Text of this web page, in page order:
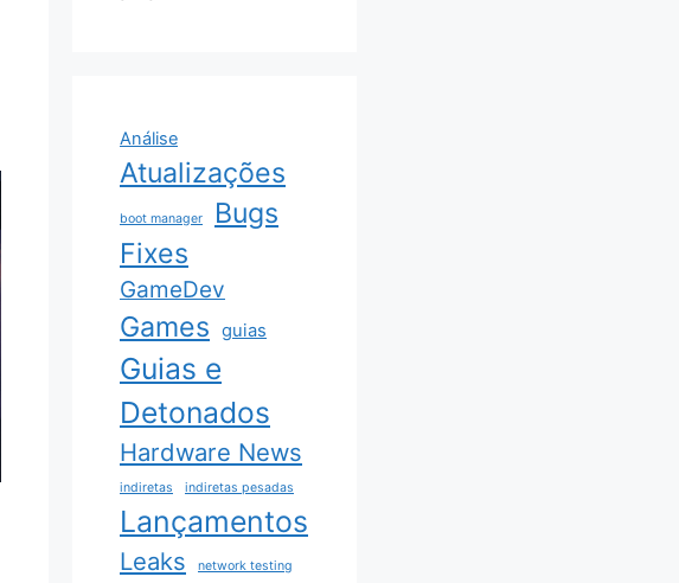
Análise
Atualizações
boot manager
Bugs
Fixes
GameDev
Games guias
Guias e
Detonados
Hardware News
indiretas indiretas pesadas
Lançamentos
Leaks network testing